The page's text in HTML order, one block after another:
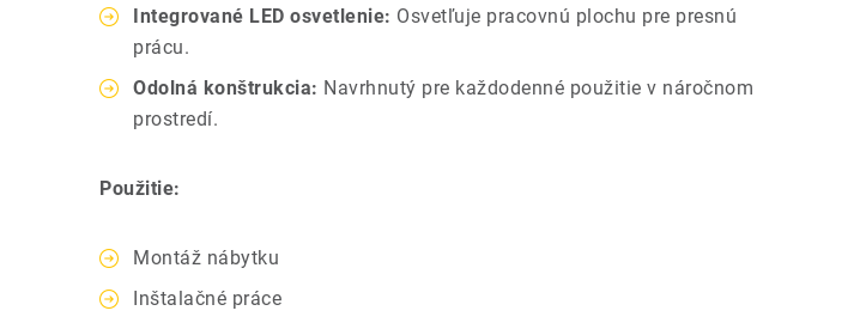
Integrované LED osvetlenie: Osvetľuje pracovnú plochu pre presnú
prácu.
Odolná konštrukcia: Navrhnutý pre každodenné použitie v náročnom
prostredí.
Použitie:
Montáž nábytku
Inštalačné práce